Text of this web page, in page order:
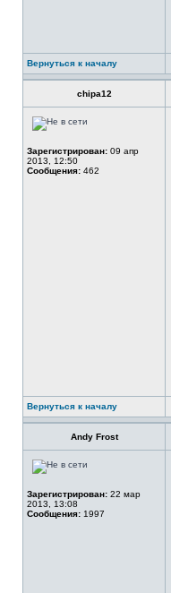
Вернуться к началу
chipa12
Зарегистрирован: 09 апр
2013, 12:50
Сообщения: 462
Вернуться к началу
Andy Frost
Зарегистрирован: 22 мар
2013, 13:08
Сообщения: 1997